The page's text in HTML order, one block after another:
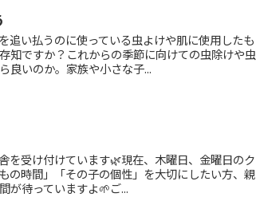
追い払うのに使っている虫よけや肌に使用したも
知ですか？これからの季節に向けての虫除けや虫
良いのか。家族や小さな子...
を受け付けています🌿現在、木曜日、金曜日のク
時間」「その子の個性」を大切にしたい方、親
が待っていますよ🌱ご...